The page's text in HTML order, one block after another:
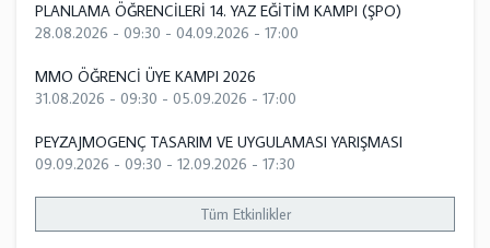
PLANLAMA ÖĞRENCİLERİ 14. YAZ EĞİTİM KAMPI (ŞPO)
28.08.2026 - 09:30 - 04.09.2026 - 17:00
MMO ÖĞRENCİ ÜYE KAMPI 2026
31.08.2026 - 09:30 - 05.09.2026 - 17:00
PEYZAJMOGENÇ TASARIM VE UYGULAMASI YARIŞMASI
09.09.2026 - 09:30 - 12.09.2026 - 17:30
Tüm Etkinlikler